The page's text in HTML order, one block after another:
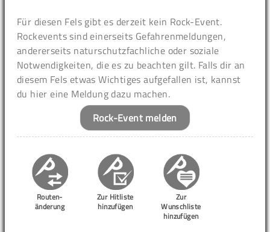
Für diesen Fels gibt es derzeit kein Rock-Event.
Rockevents sind einerseits Gefahrenmeldungen,
andererseits naturschutzfachliche oder soziale
Notwendigkeiten, die es zu beachten gilt. Falls dir an
diesem Fels etwas Wichtiges aufgefallen ist, kannst
du hier eine Meldung dazu machen.
Rock-Event melden
Routen-
änderung
Zur Hitliste
hinzufügen
Zur
Wunschliste
hinzufügen